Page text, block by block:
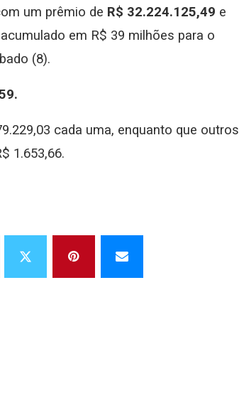
um prêmio de R$ 32.224.125,49 e
em R$ 39 milhões para o
(8).
cada uma, enquanto que outros
1.653,66.